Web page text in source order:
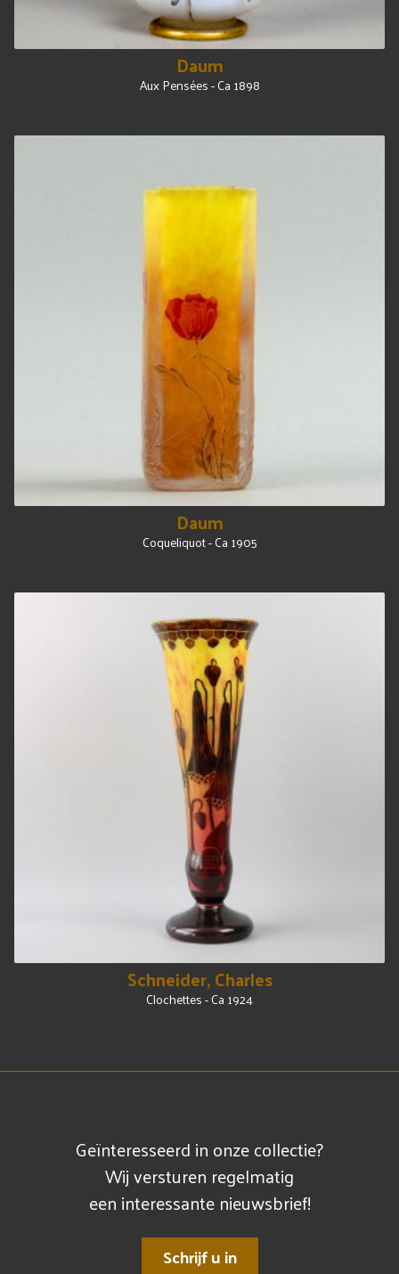
Daum
Aux Pensées - Ca 1898
Daum
Coqueliquot - Ca 1905
Schneider, Charles
Clochettes - Ca 1924
Geïnteresseerd in onze collectie?
Wij versturen regelmatig
een interessante nieuwsbrief!
Schrijf u in